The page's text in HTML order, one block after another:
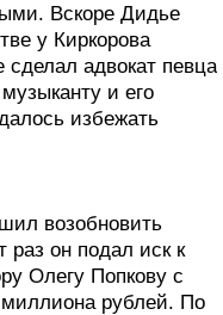
Вскоре Дидье
у Киркорова
сделал адвокат певца
и его
избежать
возобновить
раз он подал иск к
Олегу Попкову с
рублей. По